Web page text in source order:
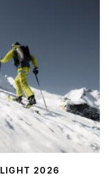
2026